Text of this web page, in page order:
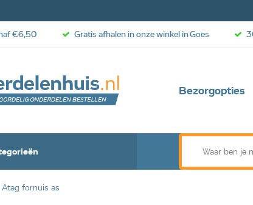
Bezorgopties
€6,50 Gratis afhalen in onze winkel in Goes
Atag fornuis as